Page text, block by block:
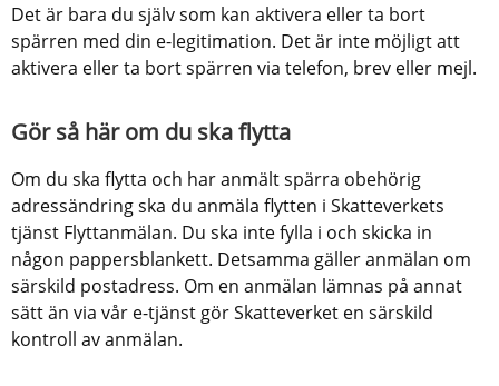
Det är bara du själv som kan aktivera eller ta bort
spärren med din e-legitimation. Det är inte möjligt att
aktivera eller ta bort spärren via telefon, brev eller mejl.
Gör så här om du ska flytta
Om du ska flytta och har anmält spärra obehörig
adressändring ska du anmäla flytten i Skatteverkets
tjänst Flyttanmälan. Du ska inte fylla i och skicka in
någon pappersblankett. Detsamma gäller anmälan om
särskild postadress. Om en anmälan lämnas på annat
sätt än via vår e-tjänst gör Skatteverket en särskild
kontroll av anmälan.